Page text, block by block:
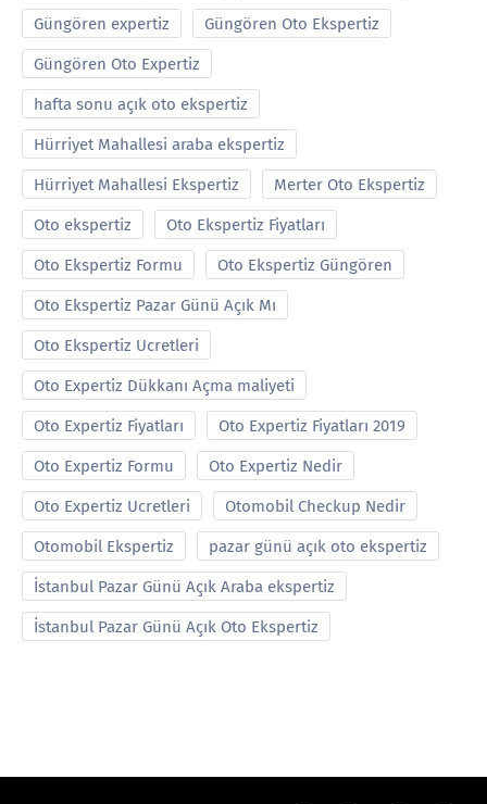
Güngören expertiz Güngören Oto Ekspertiz
Güngören Oto Expertiz
hafta sonu açık oto ekspertiz
Hürriyet Mahallesi araba ekspertiz
Hürriyet Mahallesi Ekspertiz Merter Oto Ekspertiz
Oto ekspertiz Oto Ekspertiz Fiyatları
Oto Ekspertiz Formu Oto Ekspertiz Güngören
Oto Ekspertiz Pazar Günü Açık Mı
Oto Ekspertiz Ucretleri
Oto Expertiz Dükkanı Açma maliyeti
Oto Expertiz Fiyatları Oto Expertiz Fiyatları 2019
Oto Expertiz Formu Oto Expertiz Nedir
Oto Expertiz Ucretleri Otomobil Checkup Nedir
Otomobil Ekspertiz pazar günü açık oto ekspertiz
İstanbul Pazar Günü Açık Araba ekspertiz
İstanbul Pazar Günü Açık Oto Ekspertiz